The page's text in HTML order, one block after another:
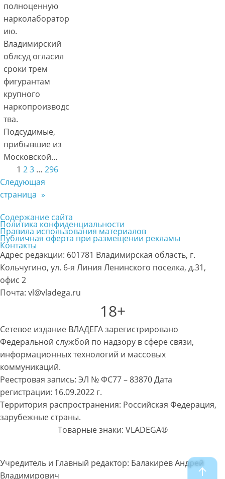
полноценную
нарколаборатор
ию.
Владимирский
облсуд огласил
сроки трем
фигурантам
крупного
наркопроизводс
тва.
Подсудимые,
прибывшие из
Московской…
1 23 … 296
Следующая
страница »
Содержание сайта
Политика конфиденциальности
Правила использования материалов
Публичная оферта при размещении рекламы
Контакты
Адрес редакции: 601781 Владимирская область, г.
Кольчугино, ул. 6-я Линия Ленинского поселка, д.31,
офис 2
Почта: vl@vladega.ru
18+
Сетевое издание ВЛАДЕГА зарегистрировано
Федеральной службой по надзору в сфере связи,
информационных технологий и массовых
коммуникаций.
Реестровая запись: ЭЛ № ФС77 – 83870 Дата
регистрации: 16.09.2022 г.
Территория распространения: Российская Федерация,
зарубежные страны.
Товарные знаки: VLADEGA®
Учредитель и Главный редактор: Балакирев Андрей
Владимирович